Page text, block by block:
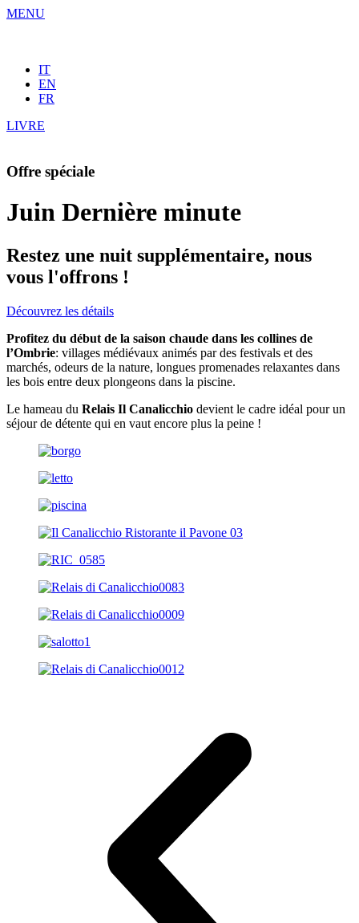
MENU
IT
EN
FR
LIVRE
Offre spéciale
Juin Dernière minute
Restez une nuit supplémentaire, nous
vous l'offrons !
Découvrez les détails
Profitez du début de la saison chaude dans les collines de
l’Ombrie: villages médiévaux animés par des festivals et des
marchés, odeurs de la nature, longues promenades relaxantes dans
les bois entre deux plongeons dans la piscine.
Le hameau du Relais Il Canalicchio devient le cadre idéal pour un
séjour de détente qui en vaut encore plus la peine !